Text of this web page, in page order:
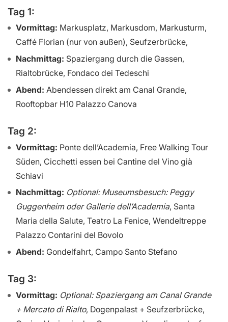
Tag 1:
Vormittag: Markusplatz, Markusdom, Markusturm,
Caffé Florian (nur von außen), Seufzerbrücke,
Nachmittag: Spaziergang durch die Gassen,
Rialtobrücke, Fondaco dei Tedeschi
Abend: Abendessen direkt am Canal Grande,
Rooftopbar H10 Palazzo Canova
Tag 2:
Vormittag: Ponte dell’Academia, Free Walking Tour
Süden, Cicchetti essen bei Cantine del Vino già
Schiavi
Nachmittag: Optional: Museumsbesuch: Peggy
Guggenheim oder Gallerie dell’Academia, Santa
Maria della Salute, Teatro La Fenice, Wendeltreppe
Palazzo Contarini del Bovolo
Abend: Gondelfahrt, Campo Santo Stefano
Tag 3:
Vormittag: Optional: Spaziergang am Canal Grande
+ Mercato di Rialto, Dogenpalast + Seufzerbrücke,